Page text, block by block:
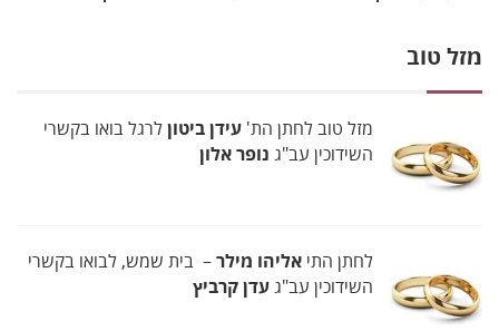
מזל טוב
מזל טוב לחתן הת' עידן ביטוןלרגל בואו בקשרי
השידוכין עב"ג נופר אלון
לחתן התי אליהו מילר– בית שמש, לבואו בקשרי
השידוכין עב"געדן קרביץ